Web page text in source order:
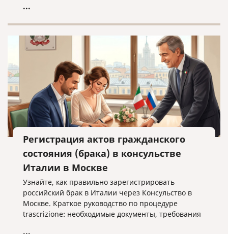
...
Регистрация актов гражданского
состояния (брака) в консульстве
Италии в Москве
Узнайте, как правильно зарегистрировать
российский брак в Италии через Консульство в
Москве. Краткое руководство по процедуре
trascrizione: необходимые документы, требования
...